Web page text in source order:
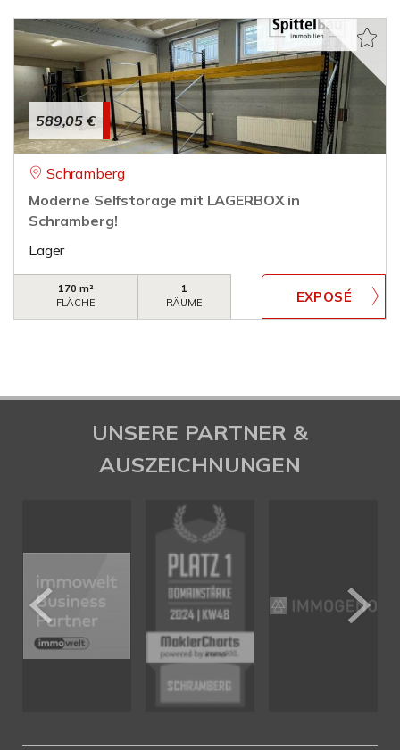
589,05 €
Schramberg
Moderne Selfstorage mit LAGERBOX in
Schramberg!
Lager
170 m²
FLÄCHE
1
RÄUME
UNSERE PARTNER &
AUSZEICHNUNGEN